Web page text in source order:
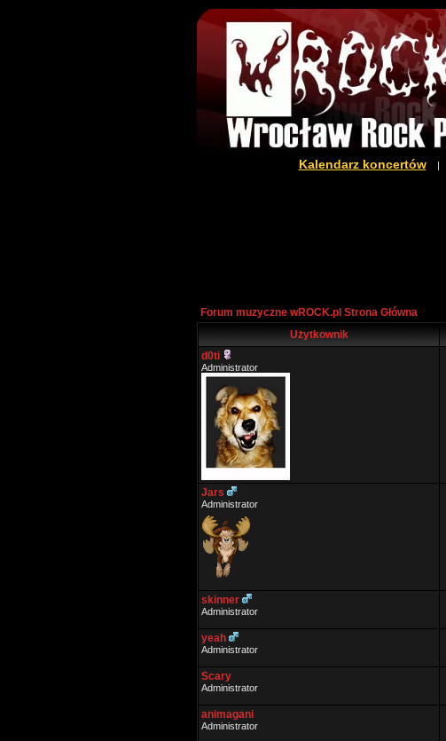
Kalendarz koncertów|
Forum muzyczne wROCK.pl Strona Główna
Użytkownik
d0ti
Administrator
Jars
Administrator
skinner
Administrator
yeah
Administrator
Scary
Administrator
animagani
Administrator